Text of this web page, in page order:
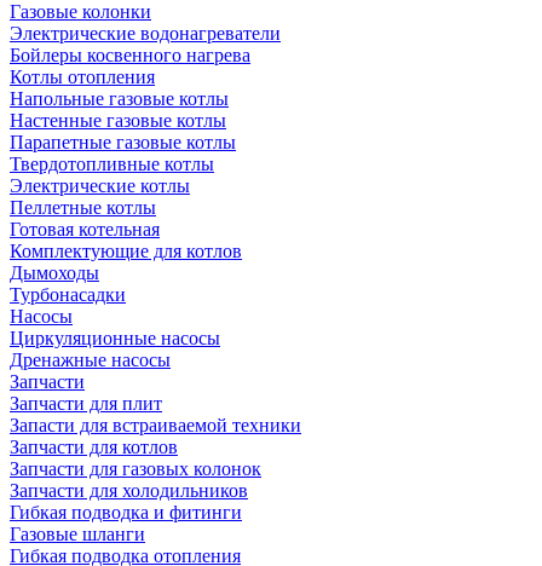
Газовые колонки
Электрические водонагреватели
Бойлеры косвенного нагрева
Котлы отопления
Напольные газовые котлы
Настенные газовые котлы
Парапетные газовые котлы
Твердотопливные котлы
Электрические котлы
Пеллетные котлы
Готовая котельная
Комплектующие для котлов
Дымоходы
Турбонасадки
Насосы
Циркуляционные насосы
Дренажные насосы
Запчасти
Запчасти для плит
Запасти для встраиваемой техники
Запчасти для котлов
Запчасти для газовых колонок
Запчасти для холодильников
Гибкая подводка и фитинги
Газовые шланги
Гибкая подводка отопления